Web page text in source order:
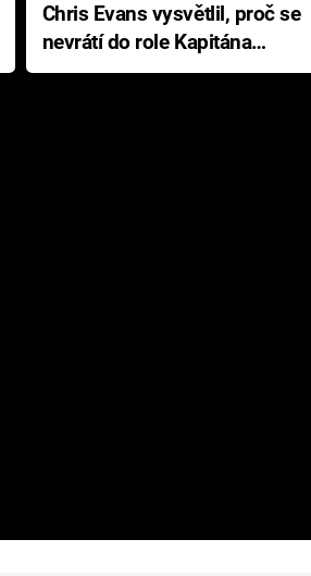
Chris Evans vysvětlil, proč se
nevrátí do role Kapitána
Ameriky